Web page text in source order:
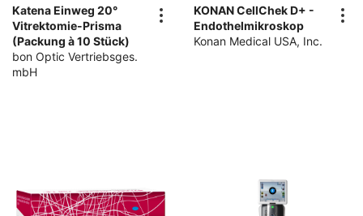
Katena Einweg 20°
Vitrektomie-Prisma
(Packung à 10 Stück)
bon Optic Vertriebsges.
mbH
KONAN CellChek D+ -
Endothelmikroskop
Konan Medical USA, Inc.